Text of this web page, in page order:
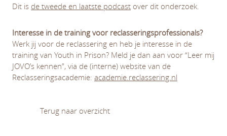
Dit is de tweede en laatste podcast over dit onderzoek.
Interesse in de training voor reclasseringsprofessionals?
Werk jij voor de reclassering en heb je interesse in de
training van Youth in Prison? Meld je dan aan voor “Leer mij
JOVO’s kennen”, via de (interne) website van de
Reclasseringsacademie: academie.reclassering.nl
Terug naar overzicht